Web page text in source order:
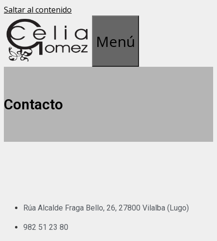
Saltar al contenido
Menú
Contacto
Rúa Alcalde Fraga Bello, 26, 27800 Vilalba (Lugo)
982 51 23 80